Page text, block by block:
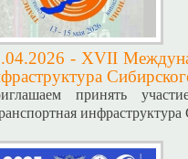
-XVII
принять